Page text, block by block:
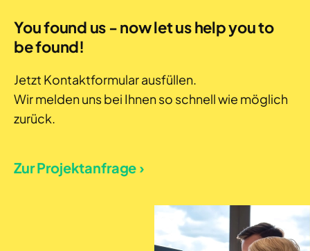
You found us - now let us help you to
be found!
Jetzt Kontaktformular ausfüllen.
Wir melden uns bei Ihnen so schnell wie möglich
zurück.
Zur Projektanfrage ›